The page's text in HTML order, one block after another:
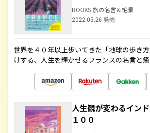
BOOKS 旅の名言＆絶景
2022.05.26 発売
世界を４０年以上歩いてきた「地球の歩き
けする、人生を輝かせるフランスの名言と
人生観が変わるイン
１００